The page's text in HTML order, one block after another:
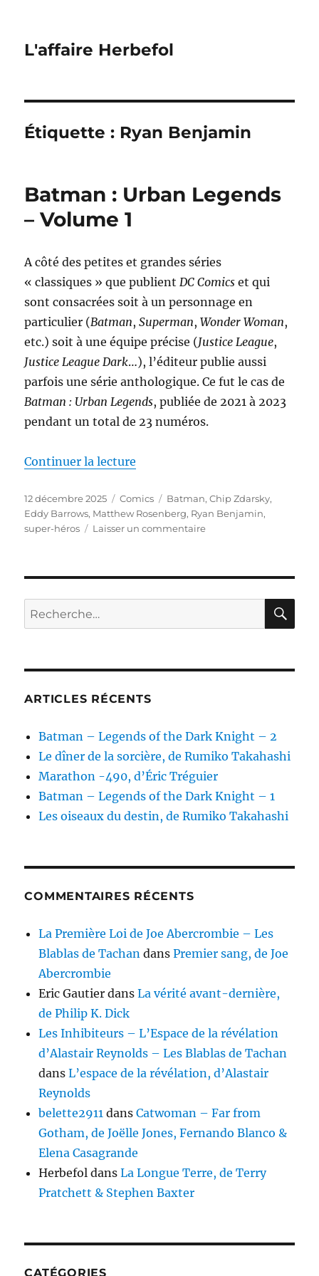
L'affaire Herbefol
Étiquette : Ryan Benjamin
Batman : Urban Legends
– Volume 1
A côté des petites et grandes séries
« classiques » que publientDC Comics et qui
sont consacrées soit à un personnage en
particulier (Batman,Superman,Wonder Woman,
etc.) soit à une équipe précise (Justice League,
Justice League Dark…), l’éditeur publie aussi
parfois une série anthologique. Ce fut le cas de
Batman : Urban Legends, publiée de 2021 à 2023
pendant un total de 23 numéros.
Continuer la lecture
Publié
le
12 décembre 2025 Catégories
Comics Étiquettes
Batman,Chip Zdarsky,
Eddy Barrows, Matthew Rosenberg, Ryan Benjamin,
super-héros
Laisser un commentairesur
–
1
Recherche
pour :
ARTICLES RÉCENTS
Batman – Legends of the Dark Knight – 2
Le dîner de la sorcière, de Rumiko Takahashi
Marathon -490, d’Éric Tréguier
Batman – Legends of the Dark Knight – 1
Les oiseaux du destin, de Rumiko Takahashi
COMMENTAIRES RÉCENTS
La Première Loi de Joe Abercrombie – Les
Blablas de Tachan dansPremier sang, de Joe
Abercrombie
Eric Gautier dansLa vérité avant-dernière,
de Philip K. Dick
Les Inhibiteurs – L’Espace de la révélation
d’Alastair Reynolds – Les Blablas de Tachan
dansL’espace de la révélation, d’Alastair
Reynolds
belette2911 dansCatwoman – Far from
Gotham, de Joëlle Jones, Fernando Blanco &
Elena Casagrande
Herbefol dansLa Longue Terre, de Terry
Pratchett & Stephen Baxter
CATÉGORIES